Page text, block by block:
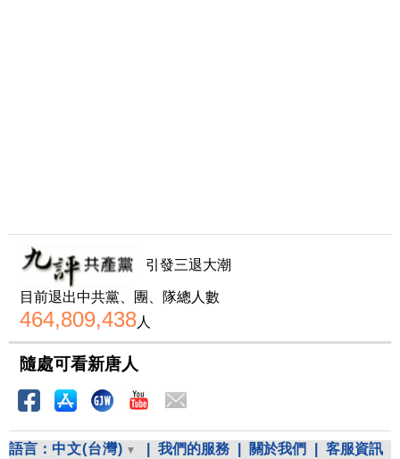
引發三退大潮
目前退出中共黨、團、隊總人數
464,809,438人
隨處可看新唐人
語言： 中文(台灣) 我們的服務 關於我們
客服資訊